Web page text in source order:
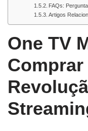
FAQs:
Artigos
One TV
Comprar